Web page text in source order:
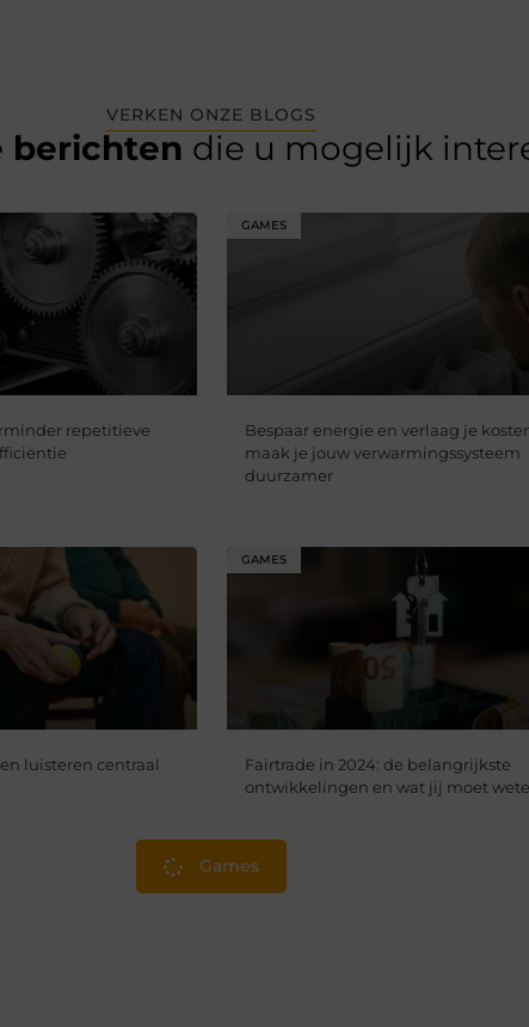
VERKEN ONZE BLOGS
berichten die u mogelijk
repetitieve
GAMES
Bespaar energie en verlaag je
maak je jouw verwarmingssysteem
duurzamer
luisteren centraal
GAMES
Fairtrade in 2024: de belangrijkste
ontwikkelingen en wat jij moet
Games